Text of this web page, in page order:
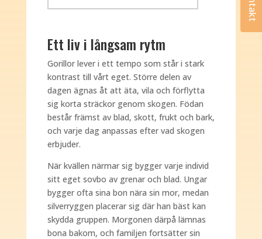
Ett liv i långsam rytm
Gorillor lever i ett tempo som står i stark
kontrast till vårt eget. Större delen av
dagen ägnas åt att äta, vila och förflytta
sig korta sträckor genom skogen. Födan
består främst av blad, skott, frukt och bark,
och varje dag anpassas efter vad skogen
erbjuder.
När kvällen närmar sig bygger varje individ
sitt eget sovbo av grenar och blad. Ungar
bygger ofta sina bon nära sin mor, medan
silverryggen placerar sig där han bäst kan
skydda gruppen. Morgonen därpå lämnas
bona bakom, och familjen fortsätter sin